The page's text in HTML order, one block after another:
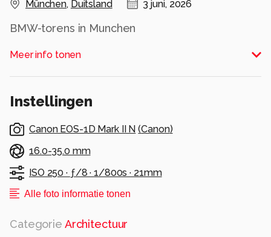
München, Duitsland 3 juni, 2026
BMW-torens in Munchen
Alle rechten voorbehouden
Meer info tonen
Instellingen
Canon EOS-1D Mark II N (Canon)
16.0-35.0 mm
ISO 250 · ƒ/8 ·1/800s · 21mm
Alle foto informatie tonen
Categorie Architectuur